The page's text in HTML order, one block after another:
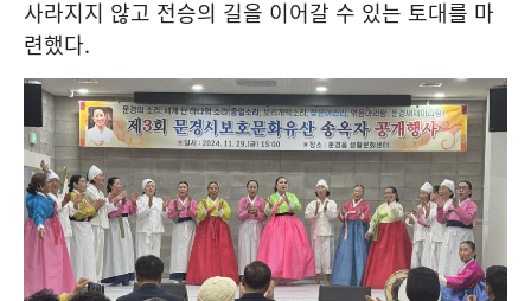
사라지지 않고 전승의 길을 이어갈 수 있는 토대를 마
련했다.